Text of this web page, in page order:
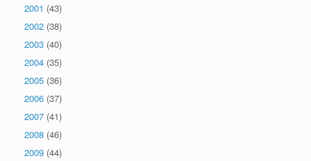
2001 (43)
2002 (38)
2003 (40)
2004 (35)
2005 (36)
2006 (37)
2007 (41)
2008 (46)
2009 (44)